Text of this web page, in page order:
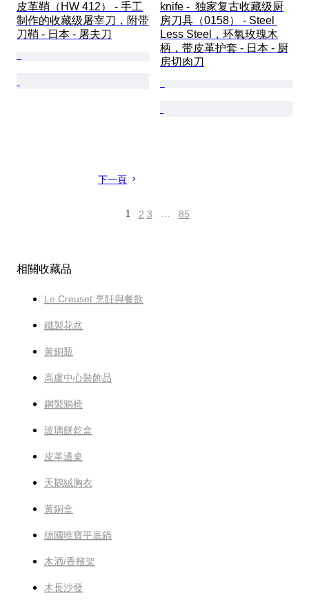
皮革鞘（HW 412） - 手工
制作的收藏级屠宰刀，附带
刀鞘 - 日本 - 屠夫刀
knife -  独家复古收藏级厨
房刀具（0158） - Steel
Less Steel，环氧玫瑰木
柄，带皮革护套 - 日本 - 厨
房切肉刀
下一頁
1 2 3 … 85
相關收藏品
Le Creuset 烹飪與餐飲
鐵製花盆
黃銅瓶
高盧中心裝飾品
鋼製躺椅
玻璃餅乾盒
皮革邊桌
天鵝絨胸衣
黃銅盒
德國唯寶平底鍋
木酒/香檳架
木長沙發